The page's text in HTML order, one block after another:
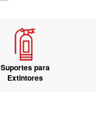
Suportes para
Extintores